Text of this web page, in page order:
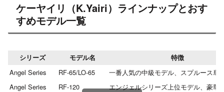
ケーヤイリ（K.Yairi）ラインナップとおす
すめモデル一覧
シリーズ モデル名 特徴
Angel Series RF-65/LO-65
一番人気の中級モデル、スプルース単
Angel Series
RF-120
エンジェルシリーズ上位モデル、豪華